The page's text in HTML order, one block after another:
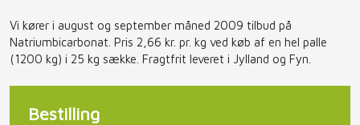
Vi kører i august og september måned 2009 tilbud på
Natriumbicarbonat. Pris 2,66 kr. pr. kg ved køb af en hel palle
(1200 kg) i 25 kg sække. Fragtfrit leveret i Jylland og Fyn.
Bestilling​